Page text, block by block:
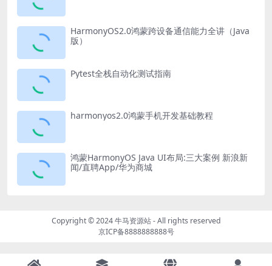
HarmonyOS2.0鸿蒙跨设备通信能力全讲（Java
版）
Pytest全栈自动化测试指南
harmonyos2.0鸿蒙手机开发基础教程
鸿蒙HarmonyOS Java UI布局:三大案例 新浪新
闻/直聘App/华为商城
Copyright © 2024牛马资源站- All rights reserved
京ICP备8888888888号